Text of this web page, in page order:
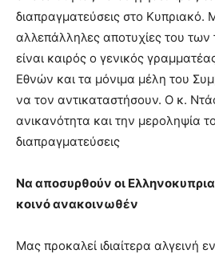
διαπραγματεύσεις στο Κυπριακό.
αλλεπάλληλες αποτυχίες του
είναι καιρός ο γενικός
Εθνών και τα μόνιμα μέλη του
να τον αντικαταστήσουν. Ο κ.
ανικανότητα και την μεροληψία
διαπραγματεύσεις
Να αποσυρθούν οι
κοινό ανακοινωθέν
Μας προκαλεί ιδιαίτερα αλγεινή